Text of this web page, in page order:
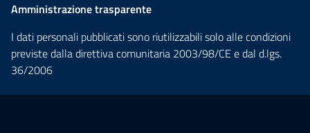
Amministrazione trasparente
I dati personali pubblicati sono riutilizzabili solo alle condizioni
previste dalla direttiva comunitaria 2003/98/CE e dal d.lgs.
36/2006